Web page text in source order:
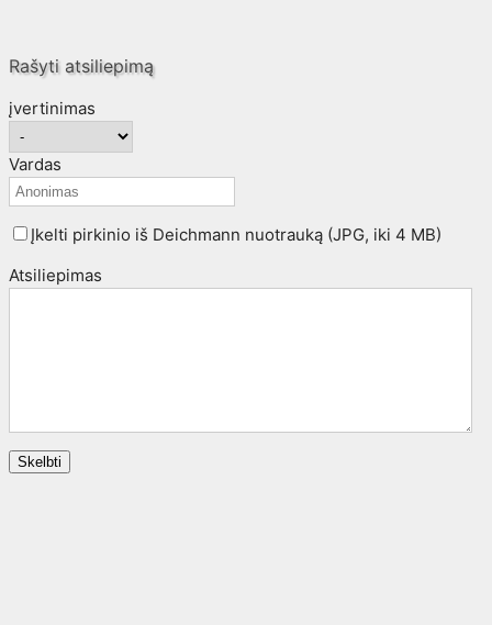
Rašyti atsiliepimą
įvertinimas
Vardas
Įkelti pirkinio iš Deichmann nuotrauką (JPG, iki 4 MB)
Atsiliepimas